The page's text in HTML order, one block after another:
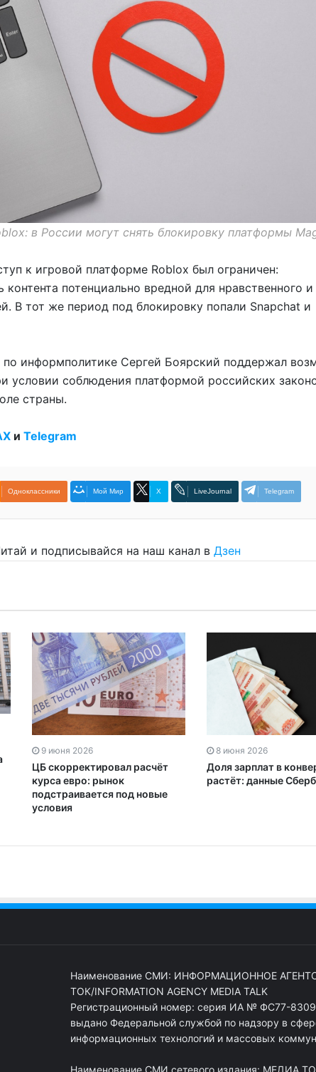
в России могут снять блокировку платформы
к игровой платформе Roblox был ограничен:
контента потенциально вредной для нравственного и
В тот же период под блокировку попали Snapchat и
по информполитике Сергей Боярский поддержал
условии соблюдения платформой российских
страны.
и Telegram
Одноклассники Мой Мир X LiveJournal Telegram
и подписывайся на наш канал в Дзен
9 июня 2026
ЦБ скорректировал расчёт
курса евро: рынок
подстраивается под новые
условия
8 июня 2026
Доля зарплат в
растёт: данные
Наименование СМИ: ИНФОРМАЦИОННОЕ
ТОК/INFORMATION AGENCY MEDIA TALK
Регистрационный номер: серия ИА № ФС77-
выдано Федеральной службой по надзору в
информационных технологий и массовых
Наименование СМИ сетевого издания: МЕДИА